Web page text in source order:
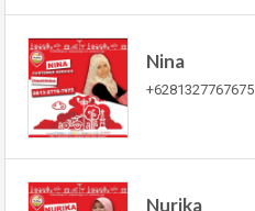
Nina
+6281327767675
Nurika